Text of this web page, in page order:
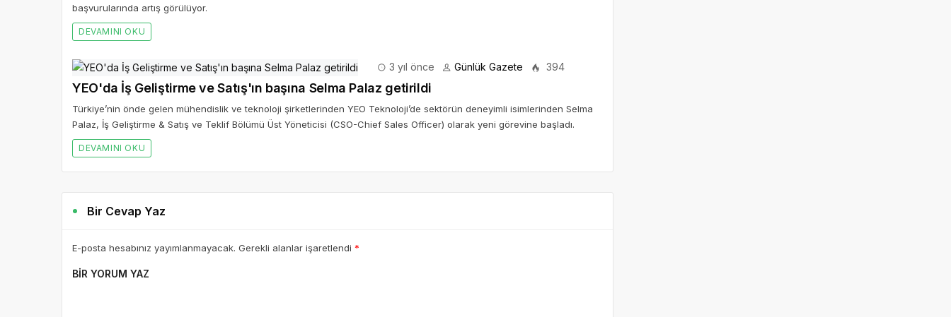
başvurularında artış görülüyor.
DEVAMINI OKU
3 yıl önce Günlük Gazete 394
YEO'da İş Geliştirme ve Satış'ın başına Selma Palaz getirildi
Türkiye’nin önde gelen mühendislik ve teknoloji şirketlerinden YEO Teknoloji’de sektörün deneyimli isimlerinden Selma
Palaz, İş Geliştirme & Satış ve Teklif Bölümü Üst Yöneticisi (CSO-Chief Sales Officer) olarak yeni görevine başladı.
DEVAMINI OKU
Bir Cevap Yaz
E-posta hesabınız yayımlanmayacak. Gerekli alanlar işaretlendi *
BIR YORUM YAZ